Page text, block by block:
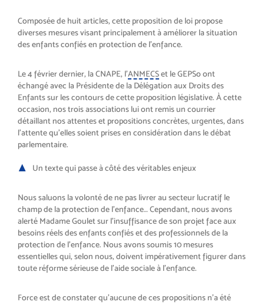
Composée de huit articles, cette proposition de loi propose
diverses mesures visant principalement à améliorer la situation
des enfants confiés en protection de l’enfance.
Le 4 février dernier, la CNAPE, l’ANMECSet le GEPSo ont
échangé avec la Présidente de la Délégation aux Droits des
Enfants sur les contours de cette proposition législative. À cette
occasion, nos trois associations lui ont remis un courrier
détaillant nos attentes et propositions concrètes, urgentes, dans
l’attente qu’elles soient prises en considération dans le débat
parlementaire.
Un texte qui passe à côté des véritables enjeux
Nous saluons la volonté de ne pas livrer au secteur lucratif le
champ de la protection de l’enfance… Cependant, nous avons
alerté Madame Goulet sur l’insuffisance de son projet face aux
besoins réels des enfants confiés et des professionnels de la
protection de l’enfance. Nous avons soumis 10 mesures
essentielles qui, selon nous, doivent impérativement figurer dans
toute réforme sérieuse de l’aide sociale à l’enfance.
Force est de constater qu’aucune de ces propositions n’a été